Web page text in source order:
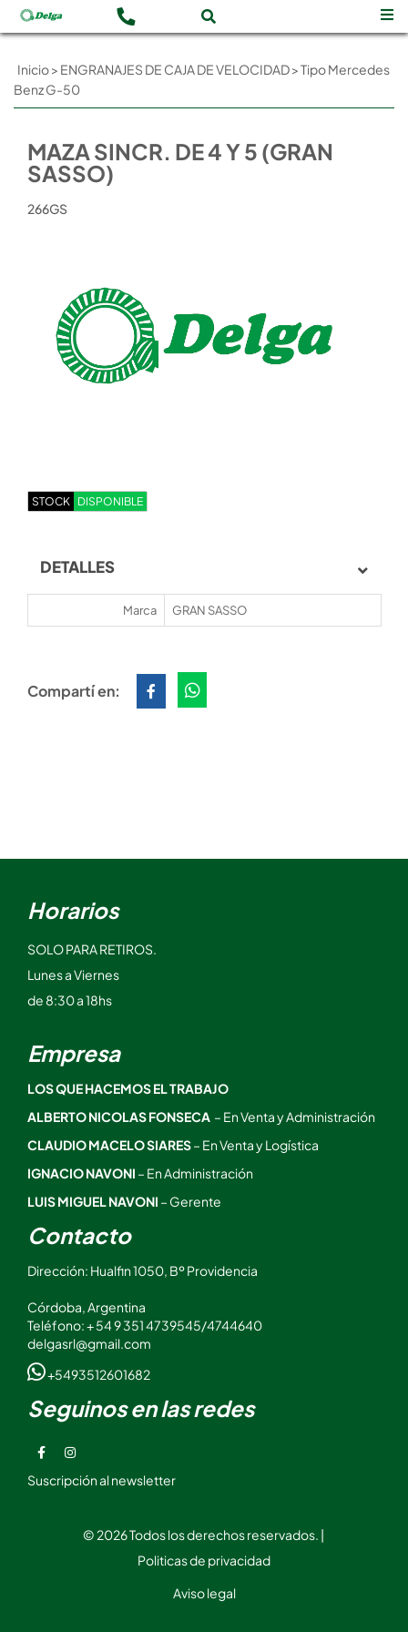
Inicio> ENGRANAJES DE CAJA DE VELOCIDAD>Tipo Mercedes
Benz G-50
MAZA SINCR. DE 4 Y 5 (GRAN
SASSO)
266GS
STOCK DISPONIBLE
DETALLES
Marca GRAN SASSO
Compartí en:
Horarios
SOLO PARA RETIROS.
Lunes a Viernes
de 8:30 a 18hs
Empresa
LOS QUE HACEMOS EL TRABAJO
ALBERTO NICOLAS FONSECA – En Venta y Administración
CLAUDIO MACELO SIARES– En Venta y Logística
IGNACIO NAVONI – En Administración
LUIS MIGUEL NAVONI – Gerente
Contacto
Dirección: Hualfin 1050, Bº Providencia
Córdoba, Argentina
Teléfono: + 54 9 351 4739545/4744640
delgasrl@gmail.com
+5493512601682
Seguinos en las redes
Suscripción al newsletter
© 2026 Todos los derechos reservados. |
Politicas de privacidad
Aviso legal